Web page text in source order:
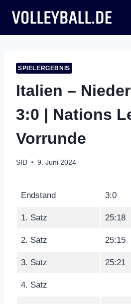
Inhalt
springen
SPIELERGEBNIS
Italien –
3:0 | Nations
Vorrunde
SID 9. Juni 2024
Endstand 3:0
1. Satz 25:18
2. Satz 25:15
3. Satz 25:21
4. Satz